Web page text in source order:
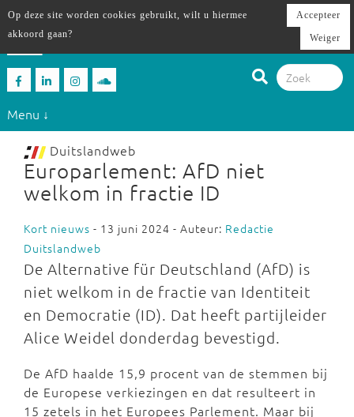
Menu ↓
Duitslandweb
Europarlement: AfD niet
welkom in fractie ID
Kort nieuws - 13 juni 2024 - Auteur: Redactie
Duitslandweb
De Alternative für Deutschland (AfD) is
niet welkom in de fractie van Identiteit
en Democratie (ID). Dat heeft partijleider
Alice Weidel donderdag bevestigd.
De AfD haalde 15,9 procent van de stemmen bij
de Europese verkiezingen en dat resulteert in
15 zetels in het Europees Parlement. Maar bij
Op deze site worden cookies gebruikt, wilt u hiermee
akkoord gaan?
Accepteer
Weiger